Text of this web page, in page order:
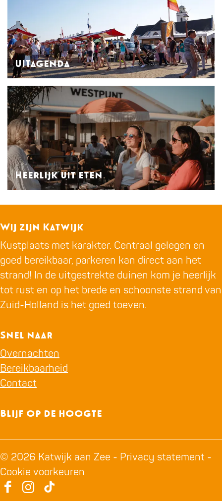
UITagenda
Actuele tips
a
g
e
n
d
a
Heerlijk uit eten
Genieten aan zee
H
e
e
r
l
i
j
i
t
e
t
e
n
Wij zijn Katwijk
Kustplaats met karakter. Centraal gelegen en
goed bereikbaar, parkeren kan direct aan het
strand! In de uitgestrekte duinen kom je heerlijk
tot rust en op het brede en schoonste strand van
Zuid-Holland is het goed toeven.
Snel naar
Overnachten
Bereikbaarheid
Contact
Blijf op de hoogte
© 2026 Katwijk aan Zee - Privacy statement -
Cookie voorkeuren
F
I T